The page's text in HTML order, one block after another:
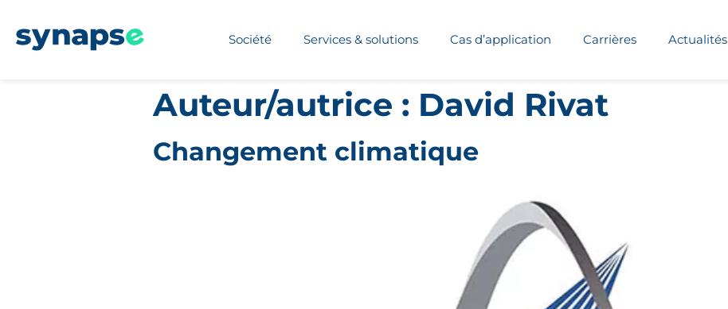
Société Services & solutions Cas d’application Carrières Actualités
Auteur/autrice : David Rivat
Changement climatique